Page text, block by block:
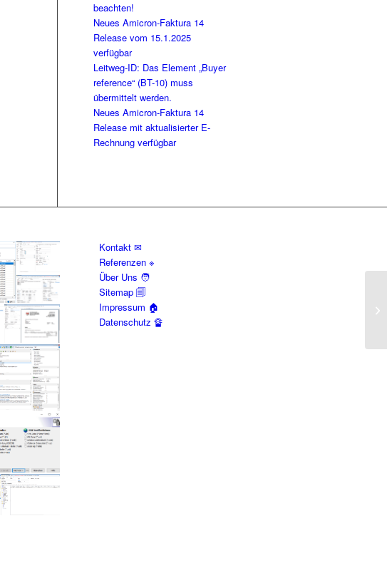
beachten!
Neues Amicron-Faktura 14
Release vom 15.1.2025
verfügbar
Leitweg-ID: Das Element „Buyer
reference“ (BT-10) muss
übermittelt werden.
Neues Amicron-Faktura 14
Release mit aktualisierter E-
Rechnung verfügbar
Kontakt ✉
Referenzen ※
Über Uns 🧑
Sitemap 🗐
Impressum 🏠
Datenschutz 🔏